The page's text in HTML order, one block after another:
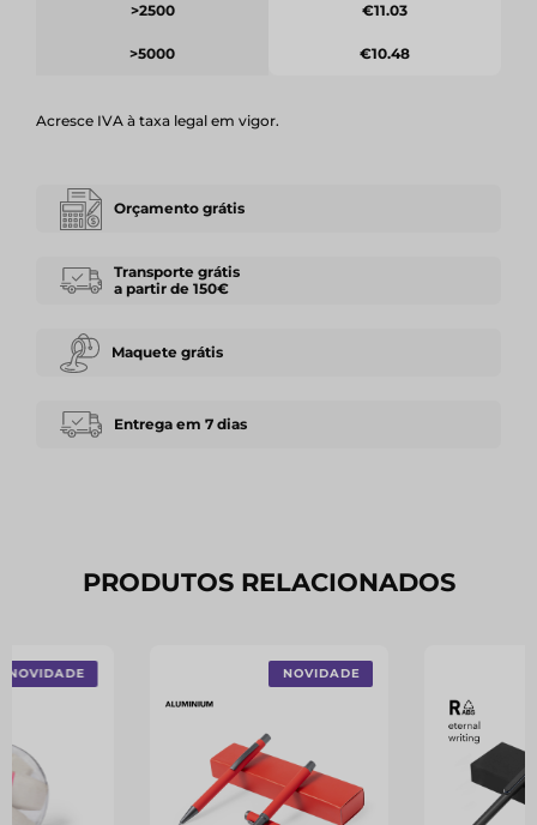
>2500
>5000
€11.03
€10.48
Acresce IVA à taxa legal em vigor.
Orçamento grátis
Transporte grátis
a partir de 150€
Maquete grátis
Entrega em 7 dias
PRODUTOS RELACIONADOS
NOVIDADE NOVIDADE